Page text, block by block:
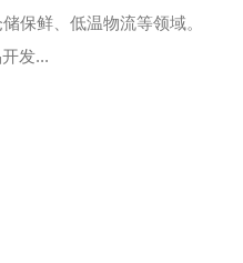
保鲜、低温物流等领域。
发...